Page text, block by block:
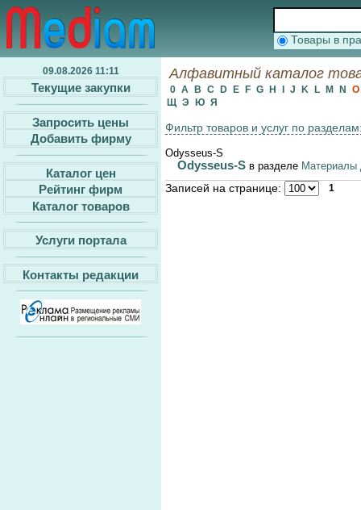
Товары в
09.08.2026 11:11
Текущие закупки
Запросить цены
Добавить фирму
Каталог цен
Рейтинг фирм
Каталог товаров
Услуги портала
Контакты редакции
Алфавитный каталог
0 A B C D E F G H J K L M N
O
Щ Э Ю Я
Фильтр товаров и услуг по
Odysseus-S
Odysseus-S в разделе Материалы
Записей на странице: 1